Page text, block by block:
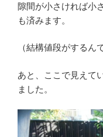
隙間が小さければ小
も済みます。
（結構値段がするん
あと、ここで見えて
ました。